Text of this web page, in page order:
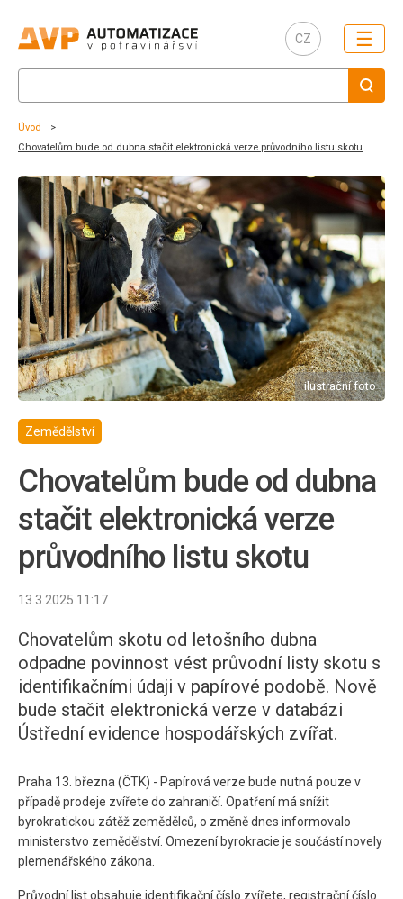
CZ ☰
Úvod
Chovatelům bude od dubna stačit elektronická verze průvodního listu skotu
ilustrační foto
Zemědělství
Chovatelům bude od dubna
stačit elektronická verze
průvodního listu skotu
13.3.2025 11:17
Chovatelům skotu od letošního dubna
odpadne povinnost vést průvodní listy skotu s
identifikačními údaji v papírové podobě. Nově
bude stačit elektronická verze v databázi
Ústřední evidence hospodářských zvířat.
Praha 13. března (ČTK) - Papírová verze bude nutná pouze v
případě prodeje zvířete do zahraničí. Opatření má snížit
byrokratickou zátěž zemědělců, o změně dnes informovalo
ministerstvo zemědělství. Omezení byrokracie je součástí novely
plemenářského zákona.
Průvodní list obsahuje identifikační číslo zvířete, registrační číslo